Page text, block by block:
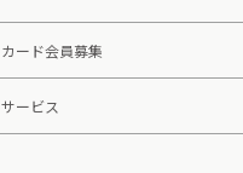
カード会員募集
サービス